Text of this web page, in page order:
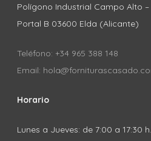
Polígono Industrial Campo Alto –
Portal B 03600 Elda (Alicante)
Teléfono: +34 965 388 148
Email:
Horario
Lunes a Jueves: de 7:00 a 17:30 h.